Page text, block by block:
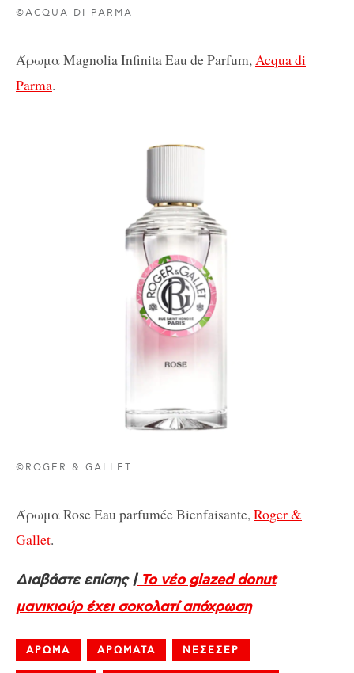
©ACQUA DI PARMA
Άρωμα Magnolia Infinita Eau de Parfum, Acqua di
Parma.
©ROGER & GALLET
Άρωμα Rose Eau parfumée Bienfaisante,Roger &
Gallet.
Διαβάστε επίσης |Το νέο glazed donut
μανικιούρ έχει σοκολατί απόχρωση
ΑΡΩΜΑ ΑΡΩΜΑΤΑ ΝΕΣΕΣΕΡ